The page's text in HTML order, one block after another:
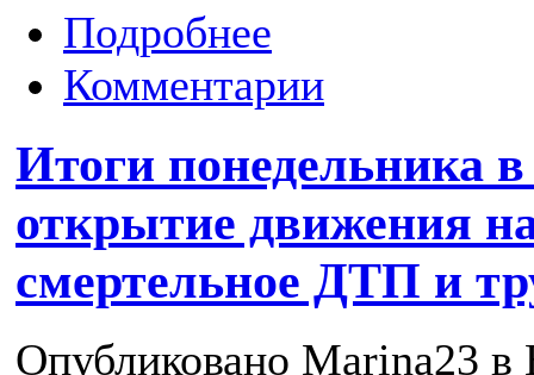
Подробнее
Комментарии
Итоги понедельника
открытие движения
смертельное ДТП и
Опубликовано Marina23 в